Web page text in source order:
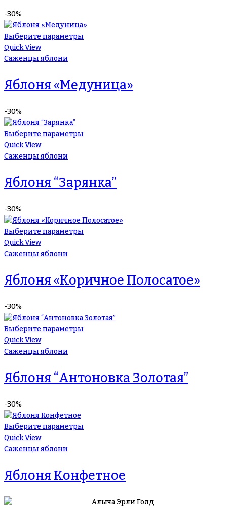
-30%
Выберите параметры
Quick View
Саженцы яблони
Яблоня «Медуница»
-30%
Выберите параметры
Quick View
Саженцы яблони
Яблоня “Зарянка”
-30%
Выберите параметры
Quick View
Саженцы яблони
Яблоня «Коричное Полосатое»
-30%
Выберите параметры
Quick View
Саженцы яблони
Яблоня “Антоновка Золотая”
-30%
Выберите параметры
Quick View
Саженцы яблони
Яблоня Конфетное